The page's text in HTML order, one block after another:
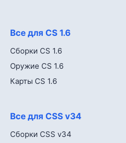
Все для CS 1.6
Сборки CS 1.6
Оружие CS 1.6
Карты CS 1.6
Все для CSS v34
Сборки CSS v34